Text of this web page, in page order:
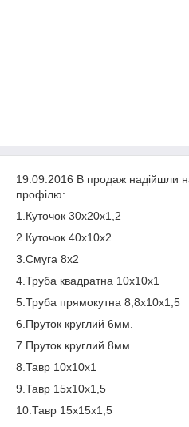
19.09.2016 В продаж надійшли
профілю:
1.Куточок 30х20х1,2
2.Куточок 40х10х2
3.Смуга 8х2
4.Труба квадратна 10х10х1
5.Труба прямокутна 8,8х10х1,5
6.Пруток круглий 6мм.
7.Пруток круглий 8мм.
8.Тавр 10х10х1
9.Тавр 15х10х1,5
10.Тавр 15х15х1,5